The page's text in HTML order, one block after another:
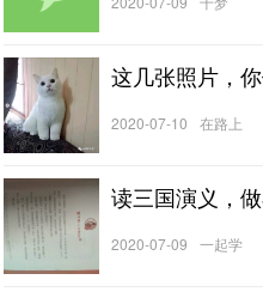
这几张照片，
2020-07-10 在路上
读三国演义，
2020-07-09 一起学